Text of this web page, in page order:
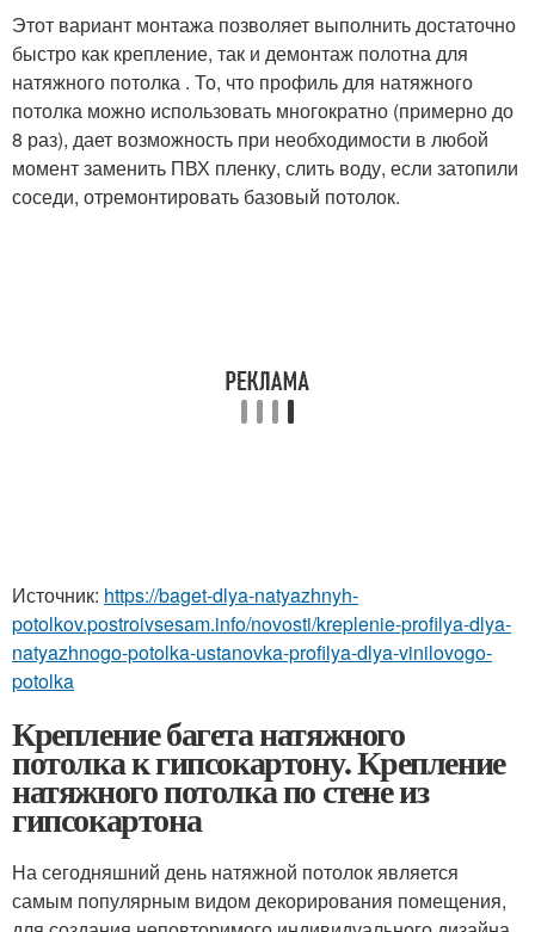
Этот вариант монтажа позволяет выполнить достаточно
быстро как крепление, так и демонтаж полотна для
натяжного потолка . То, что профиль для натяжного
потолка можно использовать многократно (примерно до
8 раз), дает возможность при необходимости в любой
момент заменить ПВХ пленку, слить воду, если затопили
соседи, отремонтировать базовый потолок.
Источник: https://baget-dlya-natyazhnyh-
potolkov.postroivsesam.info/novosti/kreplenie-profilya-dlya-
natyazhnogo-potolka-ustanovka-profilya-dlya-vinilovogo-
potolka
Крепление багета натяжного
потолка к гипсокартону. Крепление
натяжного потолка по стене из
гипсокартона
На сегодняшний день натяжной потолок является
самым популярным видом декорирования помещения,